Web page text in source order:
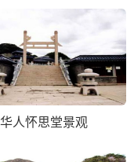
华人怀思堂景观